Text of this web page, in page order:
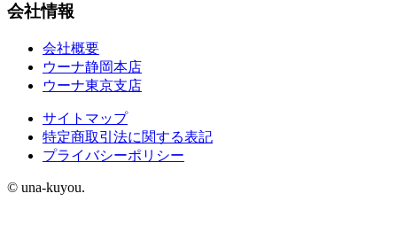
会社情報
会社概要
ウーナ静岡本店
ウーナ東京支店
サイトマップ
特定商取引法に関する表記
プライバシーポリシー
© una-kuyou.